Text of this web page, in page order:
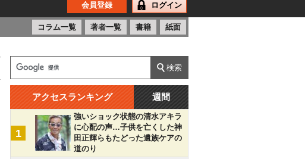
会員登録 ログイン
コラム一覧 著者一覧 書籍 紙面
アクセスランキング 週間
1
強いショック状態の清水アキラ
に心配の声…子供を亡くした神
田正輝らもたどった遺族ケアの
道のり